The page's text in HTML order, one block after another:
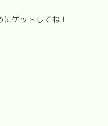
ゲットしてね！